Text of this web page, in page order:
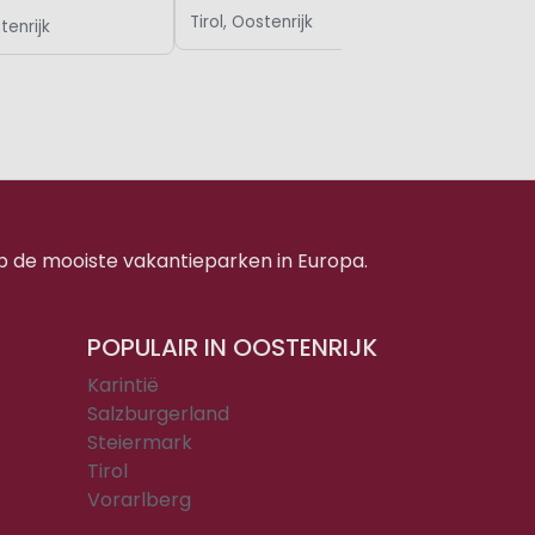
Tirol, Oostenrijk
mooiste vakantieparken in Europa.
POPULAIR IN OOSTENRIJK
Karintië
Salzburgerland
Steiermark
Tirol
Vorarlberg